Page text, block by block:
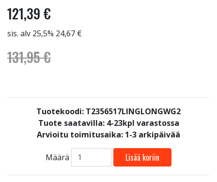
121,39 €
sis. alv 25,5% 24,67 €
131,95 €
Tuotekoodi: T2356517LINGLONGWG2
Tuote saatavilla: 4-23kpl varastossa
Arvioitu toimitusaika: 1-3 arkipäivää
Määrä Lisää koriin